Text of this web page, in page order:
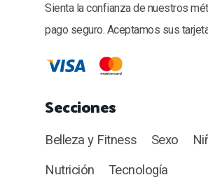
Sienta la confianza de nuestros
pago seguro. Aceptamos sus
Secciones
Belleza y Fitness Sexo
Nutrición
Tecnología